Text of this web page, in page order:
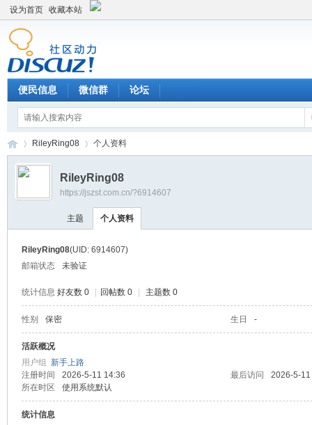
设为首页 收藏本站
便民信息 微信群 论坛
›
RileyRing08 个人资料
RileyRing08
https://jszst.com.cn/?6914607
主题 个人资料
RileyRing08(UID: 6914607)
邮箱状态
未验证
统计信息 好友数 0 回帖数 0 主题数 0
性别 保密 生日 -
活跃概况
用户组 新手上路
注册时间
2026-5-11 14:36 最后访问
2026-5-
所在时区
使用系统默认
统计信息